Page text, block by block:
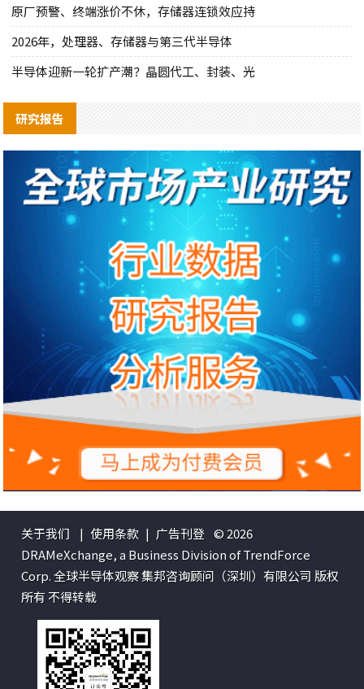
原厂预警、终端涨价不休，存储器连锁效应持
2026年，处理器、存储器与第三代半导体
半导体迎新一轮扩产潮？晶圆代工、封装、光
研究报告
关于我们 | 使用条款 | 广告刊登 © 2026
DRAMeXchange, a Business Division of TrendForce
Corp. 全球半导体观察 集邦咨询顾问（深圳）有限公司 版权
所有 不得转载